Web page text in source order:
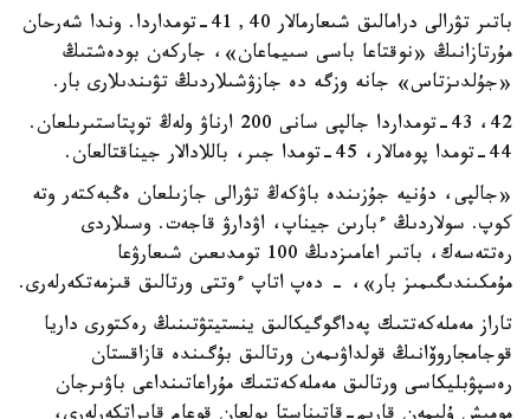
باتىر تۋرالى درامالىق شىعارمالار 40, 41-تومداردا. وندا شەرحان
مۇرتازانىڭ «نوقتاعا باسى سىيماعان»، جاركەن بودەشتىڭ
«جۇلدىزتاس» جانە وزگە دە جازۋشىلاردىڭ تۋىندىلارى بار.
42، 43-تومداردا جالپى سانى 200 ارناۋ ولەڭ توپتاستىرىلعان.
44-تومدا پوەمالار، 45-تومدا جىر، باللادالار جيناقتالعان.
«جالپى، دۇنيە جۇزىندە باۋكەڭ تۋرالى جازىلعان ەڭبەكتەر وتە
كوپ. سولاردىڭ ءبارىن جيناپ، اۋدارۋ قاجەت. وسىلاردى
رەتتەسەك، باتىر اعامىزدىڭ 100 تومدىعىن شىعارۋعا
مۇمكىندىگىمىز بار»، - دەپ اتاپ ءوتتى ورتالىق قىزمەتكەرلەرى.
تاراز مەملەكەتتىك پەداگوگيكالىق ينستيتۋتىنىڭ رەكتورى داريا
قوجامجاروۆانىڭ قولداۋىمەن ورتالىق بۇگىندە قازاقستان
رەسپۋبليكاسى ورتالىق مەملەكەتتىك مۇراعاتىنداعى باۋىرجان